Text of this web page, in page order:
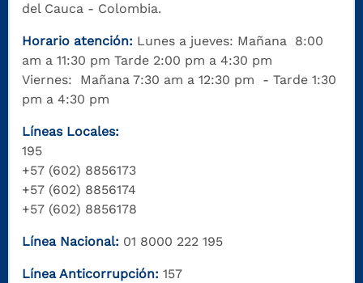
del Cauca - Colombia.
Horario atención: Lunes a jueves: Mañana 8:00
am a 11:30 pm Tarde 2:00 pm a 4:30 pm
Viernes: Mañana 7:30 am a 12:30 pm - Tarde 1:30
pm a 4:30 pm
Líneas Locales:
195
+57 (602) 8856173
+57 (602) 8856174
+57 (602) 8856178
Línea Nacional: 01 8000 222 195
Línea Anticorrupción: 157